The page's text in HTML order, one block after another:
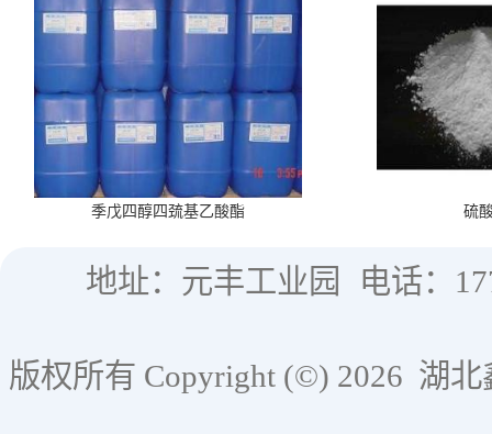
季戊四醇四巯基乙酸酯 硫
地址：元丰工业园 电话：
版权所有 Copyright (©) 2026 湖北